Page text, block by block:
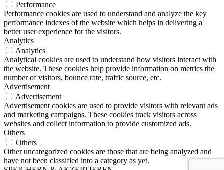
Performance
Performance cookies are used to understand and analyze the key
performance indexes of the website which helps in delivering a
better user experience for the visitors.
Analytics
Analytics
Analytical cookies are used to understand how visitors interact with
the website. These cookies help provide information on metrics the
number of visitors, bounce rate, traffic source, etc.
Advertisement
Advertisement
Advertisement cookies are used to provide visitors with relevant ads
and marketing campaigns. These cookies track visitors across
websites and collect information to provide customized ads.
Others
Others
Other uncategorized cookies are those that are being analyzed and
have not been classified into a category as yet.